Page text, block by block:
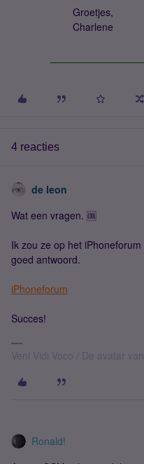
Groetjes,
Charlene
4 reacties
de leon
Wat een vragen. 🆒
Ik zou ze op het
goed antwoord.
iPhoneforum
Succes!
Veni Vidi Voco / De avatar
Ronald!